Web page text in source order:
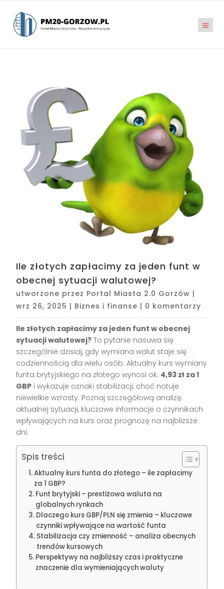
Ile złotych zapłacimy za jeden funt w
obecnej sytuacji walutowej?
utworzone przez Portal Miasta 2.0 Gorzów |
wrz 26, 2025 | Biznes i finanse | 0 komentarzy
Ile złotych zapłacimy za jeden funt w obecnej
sytuacji walutowej? To pytanie nasuwa się
szczególnie dzisiaj, gdy wymiana walut staje się
codziennością dla wielu osób. Aktualny kurs wymiany
funta brytyjskiego na złotego wynosi ok. 4,93 zł za 1
GBP i wykazuje oznaki stabilizacji, choć notuje
niewielkie wzrosty. Poznaj szczegółową analizę
aktualnej sytuacji, kluczowe informacje o czynnikach
wpływających na kurs oraz prognozę na najbliższe
dni.
Spis treści
Aktualny kurs funta do złotego – ile zapłacimy
za 1 GBP?
Funt brytyjski – prestiżowa waluta na
globalnych rynkach
Dlaczego kurs GBP/PLN się zmienia – kluczowe
czynniki wpływające na wartość funta
Stabilizacja czy zmienność – analiza obecnych
trendów kursowych
Perspektywy na najbliższy czas i praktyczne
znaczenie dla wymieniających waluty